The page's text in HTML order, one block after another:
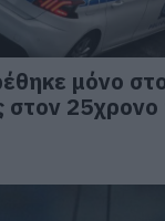
μόνο
στον